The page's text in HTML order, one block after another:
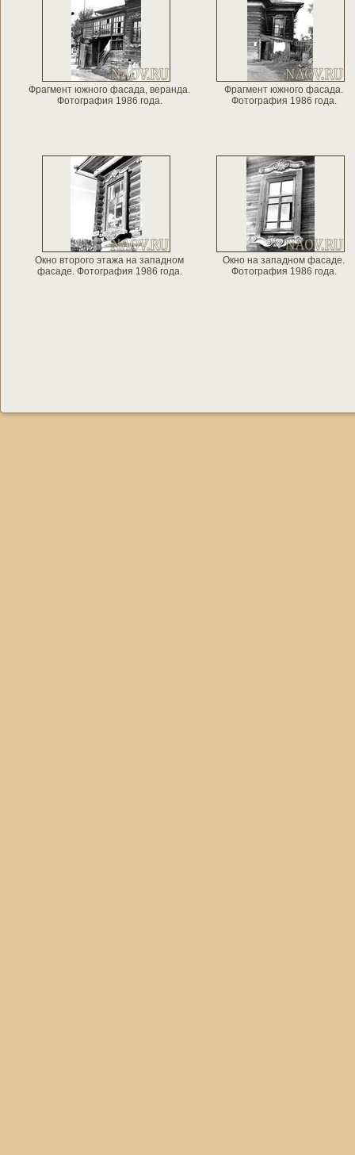
Фрагмент южного фасада, веранда.
Фотография 1986 года.
Фрагмент южного фасада.
Фотография 1986 года.
Окно второго этажа на западном
фасаде. Фотография 1986 года.
Окно на западном фасаде.
Фотография 1986 года.